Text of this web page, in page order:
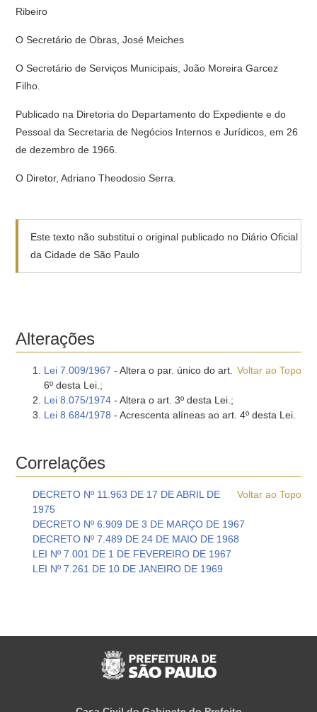
Ribeiro
O Secretário de Obras, José Meiches
O Secretário de Serviços Municipais, João Moreira Garcez
Filho.
Publicado na Diretoria do Departamento do Expediente e do
Pessoal da Secretaria de Negócios Internos e Jurídicos, em 26
de dezembro de 1966.
O Diretor, Adriano Theodosio Serra.
Este texto não substitui o original publicado no Diário Oficial
da Cidade de São Paulo
Alterações
Voltar ao Topo
Lei 7.009/1967 - Altera o par. único do art.
6º desta Lei.;
Lei 8.075/1974 - Altera o art. 3º desta Lei.;
Lei 8.684/1978 - Acrescenta alíneas ao art. 4º desta Lei.
Correlações
Voltar ao Topo
DECRETO Nº 11.963 DE 17 DE ABRIL DE
1975
DECRETO Nº 6.909 DE 3 DE MARÇO DE 1967
DECRETO Nº 7.489 DE 24 DE MAIO DE 1968
LEI Nº 7.001 DE 1 DE FEVEREIRO DE 1967
LEI Nº 7.261 DE 10 DE JANEIRO DE 1969